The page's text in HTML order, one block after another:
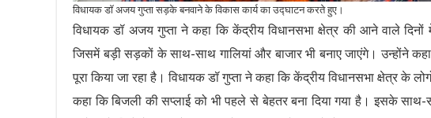
विधायक डॉ अजय गुप्ता सड़के बनवाने के विकास कार्य का उद्घाटन करते हुए।
विधायक डॉ अजय गुप्ता ने कहा कि केंद्रीय विधानसभा क्षेत्र की आने वाले
जिसमें बड़ी सड़कों के साथ-साथ गालियां और बाजार भी बनाए जाएंगे। उन्होंने
पूरा किया जा रहा है। विधायक डॉ गुप्ता ने कहा कि केंद्रीय विधानसभा क्षेत्र के
कहा कि बिजली की सप्लाई को भी पहले से बेहतर बना दिया गया है। इसके